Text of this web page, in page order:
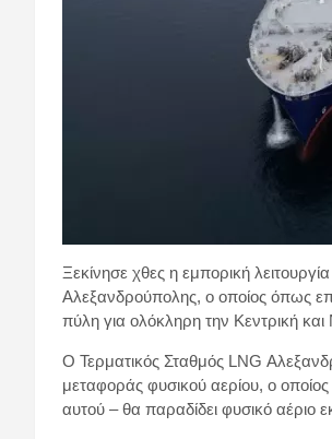
Ξεκίνησε χθες η εμπορική
Αλεξανδρούπολης, ο οποίος όπως
πύλη για ολόκληρη την Κεντρική
Ο Τερματικός Σταθμός LNG
μεταφοράς φυσικού αερίου, ο
αυτού – θα παραδίδει φυσικό αέριο